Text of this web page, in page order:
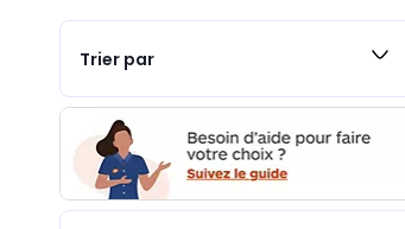
Trier par